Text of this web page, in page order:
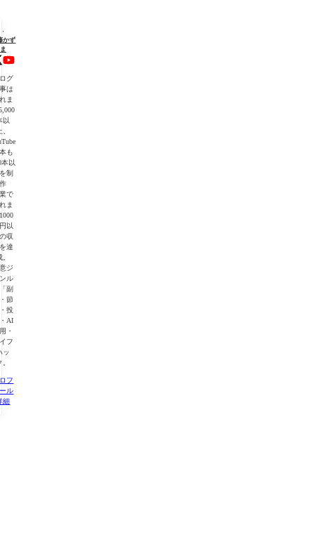
・
かず
ま
グ
は
ま
以
上、
も
本以
を制
作
で
ま
以
の収
達
。
ジ
ル
副
節
投
AI
・
フ
ッ
。
フ
ル
細